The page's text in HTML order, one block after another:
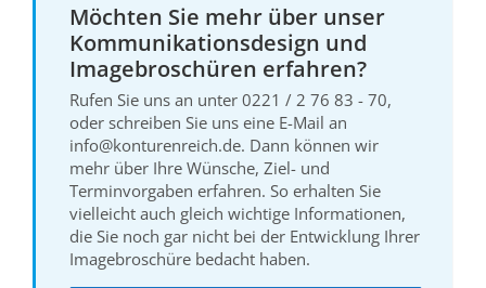
Möchten Sie mehr über unser
Kommunikationsdesign und
Imagebroschüren erfahren?
Rufen Sie uns an unter 0221 / 2 76 83 - 70,
oder schreiben Sie uns eine E-Mail an
info@konturenreich.de. Dann können wir
mehr über Ihre Wünsche, Ziel- und
Terminvorgaben erfahren. So erhalten Sie
vielleicht auch gleich wichtige Informationen,
die Sie noch gar nicht bei der Entwicklung Ihrer
Imagebroschüre bedacht haben.